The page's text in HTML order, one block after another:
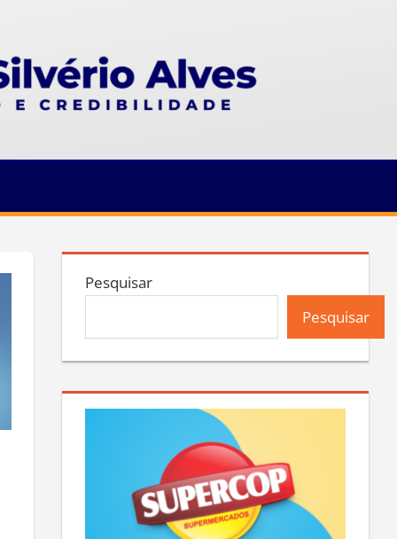
Pesquisar
Pesquisar